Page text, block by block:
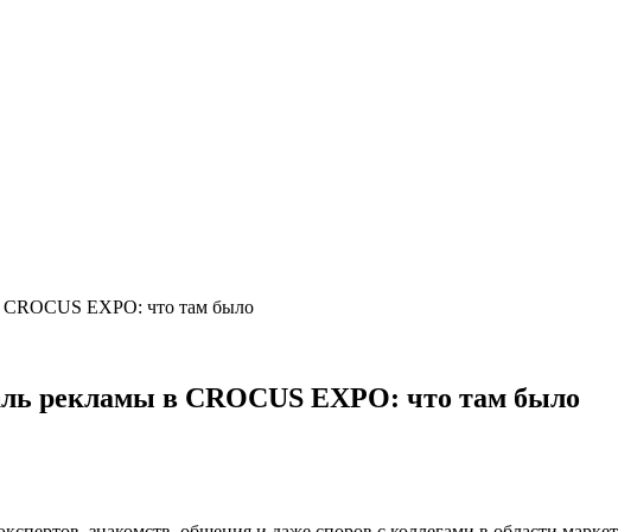
EXPO: что там было
рекламы в CROCUS EXPO: что там было